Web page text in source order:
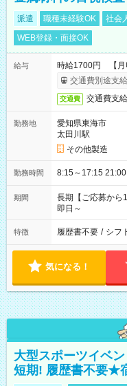
派遣 職種未経験OK 社会
WEB登録・面接OK
給与
時給1700円 【月
交通費別途支
交通費 交通費支
勤務地
愛知県東海市
太田川駅
その他製造
勤務時間
期間
長期【ご応募から
即日～
特徴 履歴書不要 / シフ
気になる！
大型スポーツイベ
短期! 履歴書不要★